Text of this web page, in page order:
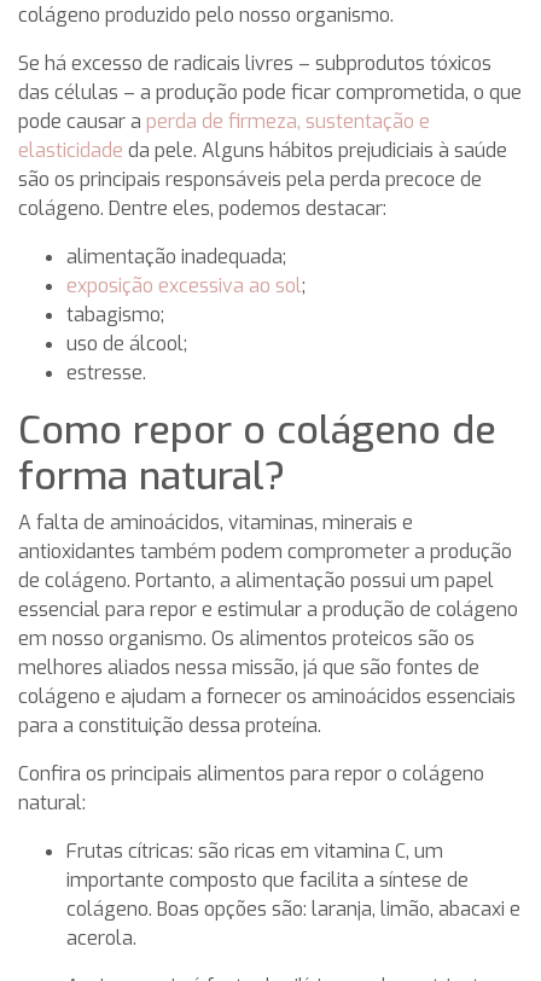
colágeno produzido pelo nosso organismo.
Se há excesso de radicais livres – subprodutos tóxicos
das células – a produção pode ficar comprometida, o que
pode causar a perda de firmeza, sustentação e
elasticidade da pele. Alguns hábitos prejudiciais à saúde
são os principais responsáveis pela perda precoce de
colágeno. Dentre eles, podemos destacar:
alimentação inadequada;
exposição excessiva ao sol;
tabagismo;
uso de álcool;
estresse.
Como repor o colágeno de
forma natural?
A falta de aminoácidos, vitaminas, minerais e
antioxidantes também podem comprometer a produção
de colágeno. Portanto, a alimentação possui um papel
essencial para repor e estimular a produção de colágeno
em nosso organismo. Os alimentos proteicos são os
melhores aliados nessa missão, já que são fontes de
colágeno e ajudam a fornecer os aminoácidos essenciais
para a constituição dessa proteína.
Confira os principais alimentos para repor o colágeno
natural:
Frutas cítricas: são ricas em vitamina C, um
importante composto que facilita a síntese de
colágeno. Boas opções são: laranja, limão, abacaxi e
acerola.